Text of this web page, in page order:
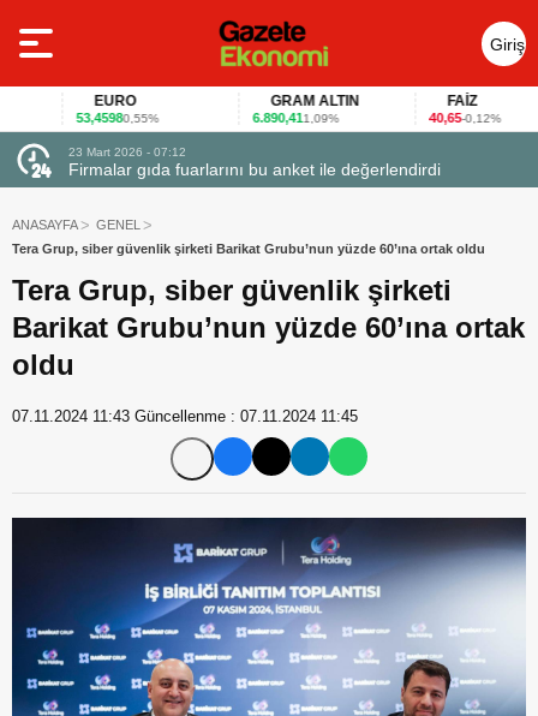
Giriş
Yap
EURO
53,45980,55%
GRAM ALTIN
6.890,411,09% -0,12%
23 Mart 2026 - 07:12
Firmalar gıda fuarlarını bu anket ile değerlendirdi
ANASAYFA
GENEL
Tera Grup, siber güvenlik şirketi Barikat Grubu’nun yüzde 60’ına ortak oldu
Tera Grup, siber güvenlik şirketi
Barikat Grubu’nun yüzde 60’ına ortak
oldu
07.11.2024 11:43 Güncellenme : 07.11.2024 11:45